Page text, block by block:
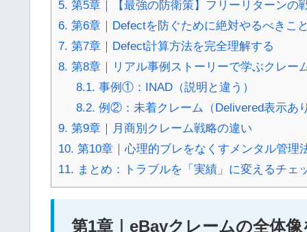
5. 第5章｜【最強の防衛策】フリーリターンの
6. 第6章｜Defectを防ぐために絶対やるべきこ
7. 第7章｜Defect計算方法を完全理解する
8. 第8章｜リアル事例ストーリーで学ぶクレー
8.1. 事例①：INAD（説明と違う）
8.2. 例②：未着クレーム（Delivered表示あ
9. 第9章｜月商別クレーム戦略の違い
10. 第10章｜心理的ブレをなくすメンタル管理
11. まとめ：トラブルを「実績」に変えるチェ
第1章｜eBayクレームの全体